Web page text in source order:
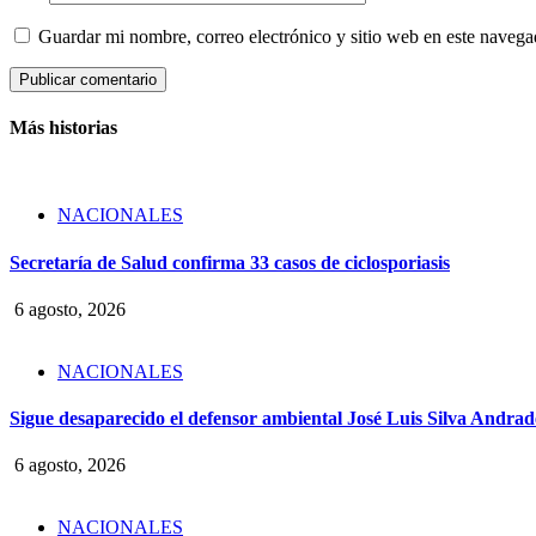
Guardar mi nombre, correo electrónico y sitio web en este
Más historias
NACIONALES
Secretaría de Salud confirma 33 casos de ciclosporiasis
6 agosto, 2026
NACIONALES
Sigue desaparecido el defensor ambiental José Luis Silva
6 agosto, 2026
NACIONALES